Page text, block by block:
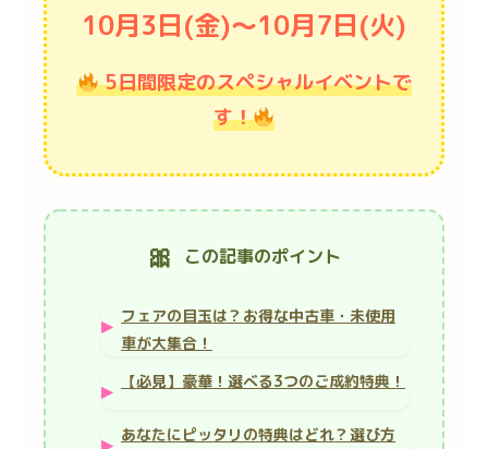
10月3日(金)～10月7日(火)
5日間限定のスペシャルイベントで
す！
この記事のポイント
フェアの目玉は？お得な中古車・未使用
車が大集合！
【必見】豪華！選べる3つのご成約特典！
あなたにピッタリの特典はどれ？選び方